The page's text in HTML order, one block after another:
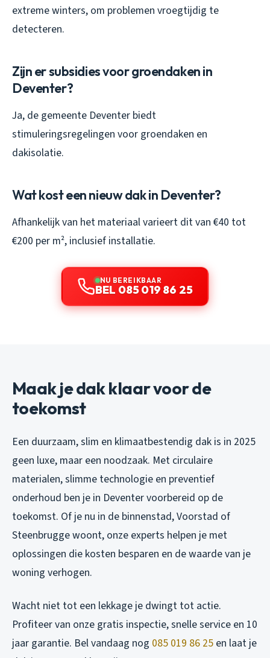
extreme winters, om problemen vroegtijdig te
detecteren.
Zijn er subsidies voor groendaken in
Deventer?
Ja, de gemeente Deventer biedt
stimuleringsregelingen voor groendaken en
dakisolatie.
Wat kost een nieuw dak in Deventer?
Afhankelijk van het materiaal varieert dit van €40 tot
€200 per m², inclusief installatie.
NU BEREIKBAAR
BEL 085 019 86 25
Maak je dak klaar voor de
toekomst
Een duurzaam, slim en klimaatbestendig dak is in 2025
geen luxe, maar een noodzaak. Met circulaire
materialen, slimme technologie en preventief
onderhoud ben je in Deventer voorbereid op de
toekomst. Of je nu in de binnenstad, Voorstad of
Steenbrugge woont, onze experts helpen je met
oplossingen die kosten besparen en de waarde van je
woning verhogen.
Wacht niet tot een lekkage je dwingt tot actie.
Profiteer van onze gratis inspectie, snelle service en 10
jaar garantie. Bel vandaag nog 085 019 86 25 en laat je